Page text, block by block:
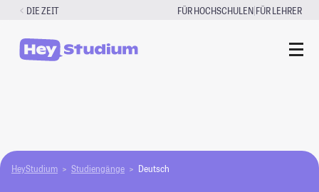
Zum
springen
DIE ZEIT FÜR HOCHSCHULEN|FÜR LEHRER
HeyStudium Studiengänge Deutsch